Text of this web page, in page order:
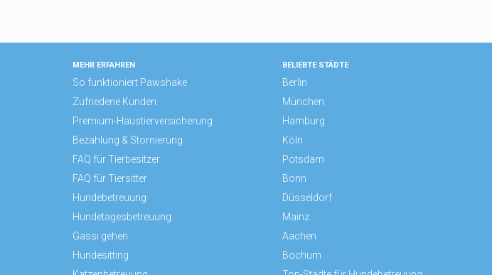
MEHR ERFAHREN
So funktioniert Pawshake
Zufriedene Kunden
Premium-Haustierversicherung
Bezahlung & Stornierung
FAQ für Tierbesitzer
FAQ für Tiersitter
Hundebetreuung
Hundetagesbetreuung
Gassi gehen
Hundesitting
BELIEBTE STÄDTE
Berlin
München
Hamburg
Köln
Potsdam
Bonn
Düsseldorf
Mainz
Aachen
Bochum